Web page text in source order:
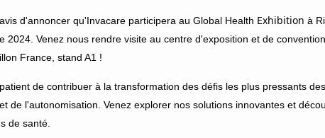
d'annoncer qu'Invacare participera au Global Health Exhibition à
2024. Venez nous rendre visite au centre d'exposition et de
France, stand A1 !
de contribuer à la transformation des défis les plus pressants
de l'autonomisation. Venez explorer nos solutions innovantes et
de santé.